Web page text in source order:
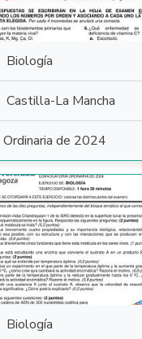
Biología
Castilla-La Mancha
Ordinaria de 2024
Biología